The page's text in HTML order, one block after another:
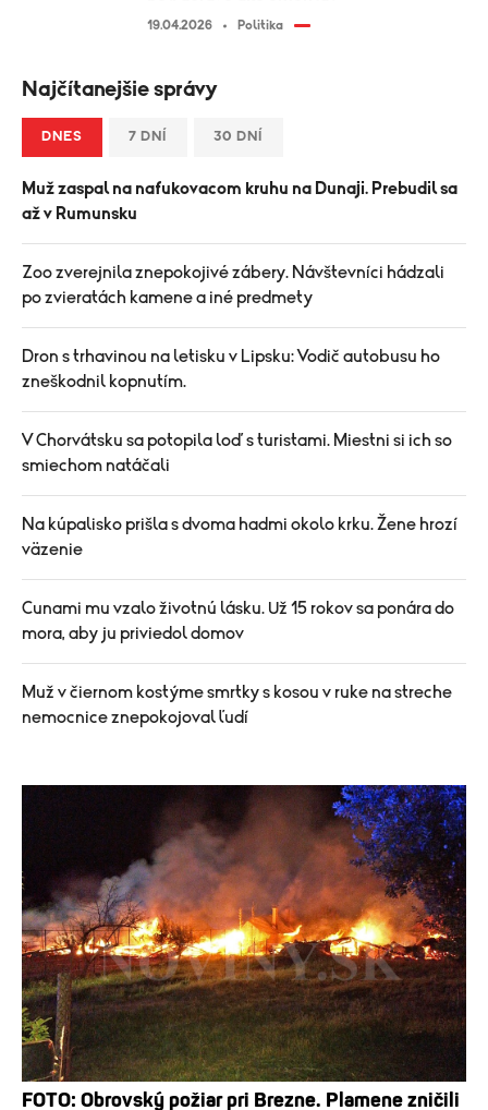
19.04.2026 Politika
Najčítanejšie správy
DNES 7 DNÍ 30 DNÍ
Muž zaspal na nafukovacom kruhu na Dunaji. Prebudil sa
až v Rumunsku
Zoo zverejnila znepokojivé zábery. Návštevníci hádzali
po zvieratách kamene a iné predmety
Dron s trhavinou na letisku v Lipsku: Vodič autobusu ho
zneškodnil kopnutím.
V Chorvátsku sa potopila loď s turistami. Miestni si ich so
smiechom natáčali
Na kúpalisko prišla s dvoma hadmi okolo krku. Žene hrozí
väzenie
Cunami mu vzalo životnú lásku. Už 15 rokov sa ponára do
mora, aby ju priviedol domov
Muž v čiernom kostýme smrtky s kosou v ruke na streche
nemocnice znepokojoval ľudí
FOTO: Obrovský požiar pri Brezne. Plamene zničili